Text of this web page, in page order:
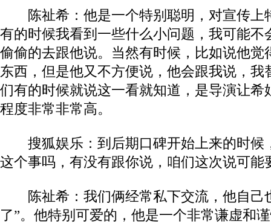
陈祉希：他是一个特别聪明，对宣传上
有的时候我看到一些什么小问题，我可能不
偷偷的去跟他说。当然有时候，比如说他觉
东西，但是他又不方便说，他会跟我说，我
们有的时候就说这一看就知道，是导演让希
程度非常非常高。
搜狐娱乐：到后期口碑开始上来的时候
这个事吗，有没有跟你说，咱们这次说可能
陈祉希：我们俩经常私下交流，他自己
了”。他特别可爱的，他是一个非常谦虚和